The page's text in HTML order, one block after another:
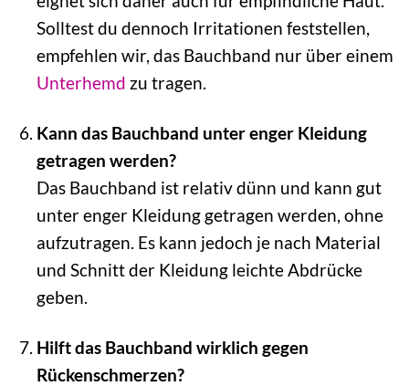
Solltest du dennoch Irritationen feststellen,
empfehlen wir, das Bauchband nur über einem
Unterhemd zu tragen.
Kann das Bauchband unter enger Kleidung
getragen werden?
Das Bauchband ist relativ dünn und kann gut
unter enger Kleidung getragen werden, ohne
aufzutragen. Es kann jedoch je nach Material
und Schnitt der Kleidung leichte Abdrücke
geben.
Hilft das Bauchband wirklich gegen
Rückenschmerzen?